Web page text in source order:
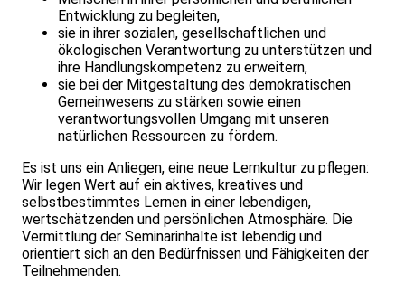
Entwicklung zu begleiten,
sie in ihrer sozialen, gesellschaftlichen und
ökologischen Verantwortung zu unterstützen und
ihre Handlungskompetenz zu erweitern,
sie bei der Mitgestaltung des demokratischen
Gemeinwesens zu stärken sowie einen
verantwortungsvollen Umgang mit unseren
natürlichen Ressourcen zu fördern.
Es ist uns ein Anliegen, eine neue Lernkultur zu pflegen:
Wir legen Wert auf ein aktives, kreatives und
selbstbestimmtes Lernen in einer leben­digen,
wertschätzenden und persönlichen Atmosphäre. Die
Vermittlung der Seminarinhalte ist lebendig und
orientiert sich an den Bedürfnissen und Fähigkeiten der
Teilnehmenden.